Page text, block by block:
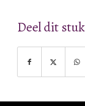
Deel dit stuk